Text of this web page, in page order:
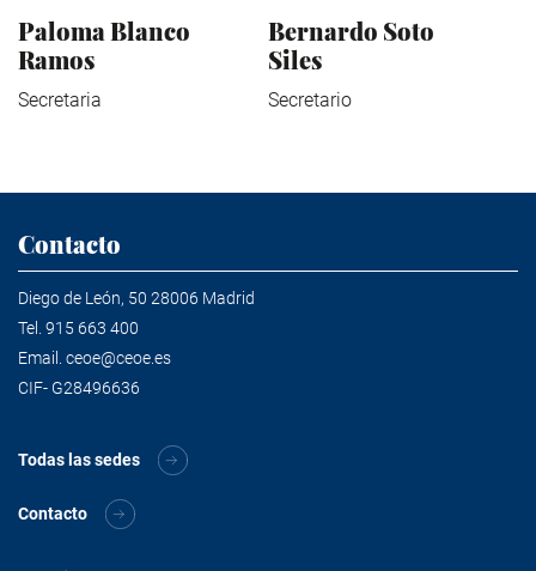
Paloma Blanco
Ramos
Secretaria
Bernardo Soto
Siles
Secretario
Contacto
Diego de León, 50 28006 Madrid
Tel. 915 663 400
Email. ceoe@ceoe.es
CIF- G28496636
Todas las sedes
Contacto